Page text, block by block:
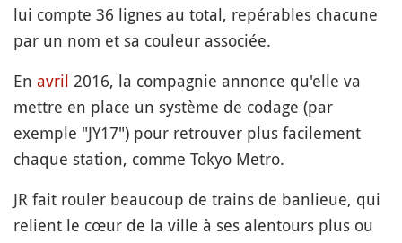
lui compte 36 lignes au total, repérables chacune
par un nom et sa couleur associée.
En avril 2016, la compagnie annonce qu'elle va
mettre en place un système de codage (par
exemple "JY17") pour retrouver plus facilement
chaque station, comme Tokyo Metro.
JR fait rouler beaucoup de trains de banlieue, qui
relient le cœur de la ville à ses alentours plus ou